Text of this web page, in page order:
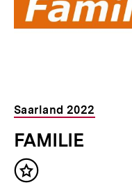
Saarland 2022
FAMILIE
Inhalt